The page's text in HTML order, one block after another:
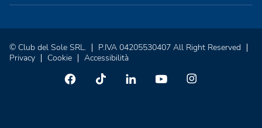
© Club del Sole SRL.
P.IVA 04205530407 All Right Reserved
Privacy
Cookie Accessibilità